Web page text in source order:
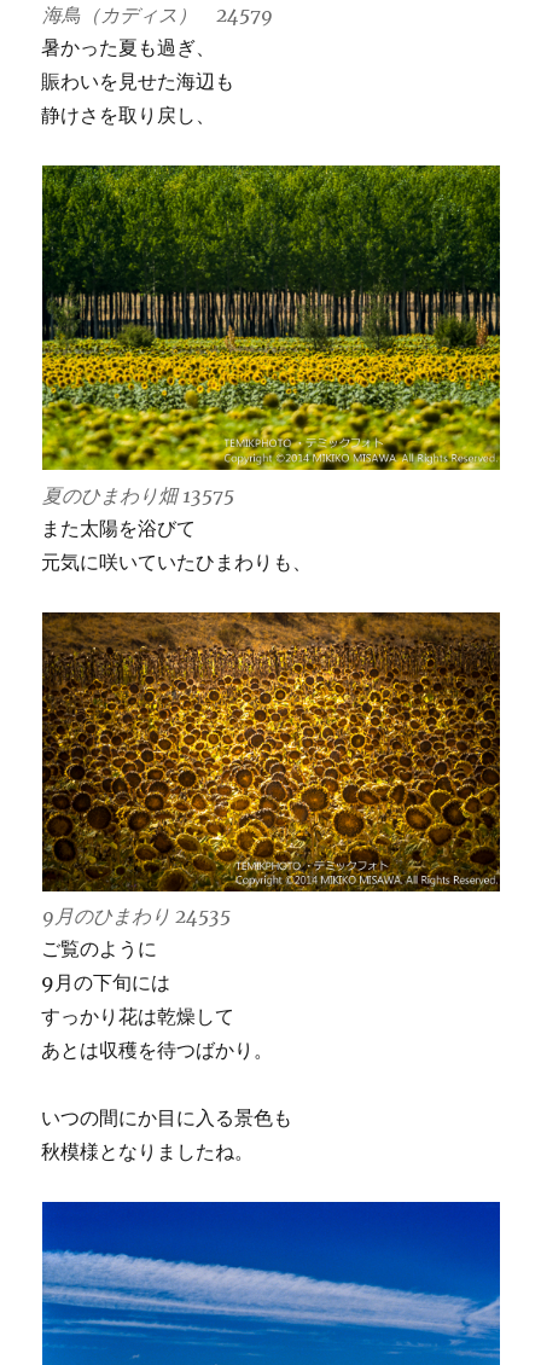
海鳥（カディス） 24579
暑かった夏も過ぎ、
賑わいを見せた海辺も
静けさを取り戻し、
夏のひまわり畑 13575
また太陽を浴びて
元気に咲いていたひまわりも、
9月のひまわり 24535
ご覧のように
9月の下旬には
すっかり花は乾燥して
あとは収穫を待つばかり。
いつの間にか目に入る景色も
秋模様となりましたね。